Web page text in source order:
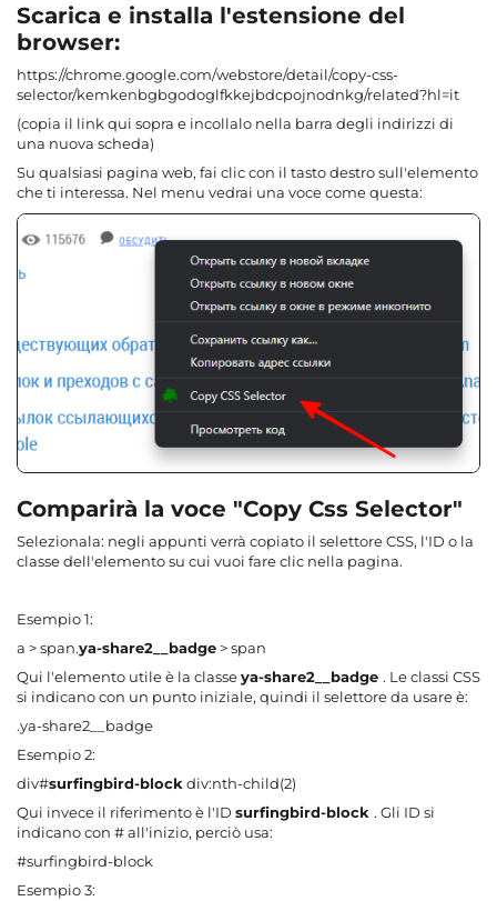
Scarica e installa l'estensione del
browser:
https://chrome.google.com/webstore/detail/copy-css-
selector/kemkenbgbgodoglfkkejbdcpojnodnkg/related?hl=it
(copia il link qui sopra e incollalo nella barra degli indirizzi di
una nuova scheda)
Su qualsiasi pagina web, fai clic con il tasto destro sull'elemento
che ti interessa. Nel menu vedrai una voce come questa:
Comparirà la voce "Copy Css Selector"
Selezionala: negli appunti verrà copiato il selettore CSS, l'ID o la
classe dell'elemento su cui vuoi fare clic nella pagina.
Esempio 1:
a > span.ya-share2__badge > span
Qui l'elemento utile è la classeya-share2__badge . Le classi CSS
si indicano con un punto iniziale, quindi il selettore da usare è:
.ya-share2__badge
Esempio 2:
div#surfingbird-block div:nth-child(2)
Qui invece il riferimento è l'ID surfingbird-block . Gli ID si
indicano con # all'inizio, perciò usa:
#surfingbird-block
Esempio 3: